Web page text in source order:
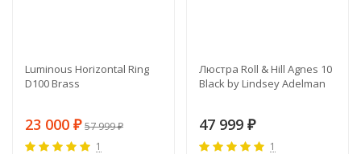
Luminous Horizontal Ring
D100 Brass
23 000 ₽ 57 999₽
1
Люстра Roll & Hill Agnes 10
Black by Lindsey Adelman
47 999 ₽
1